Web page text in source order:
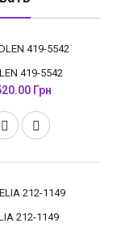
419-5542
Грн
212-1149